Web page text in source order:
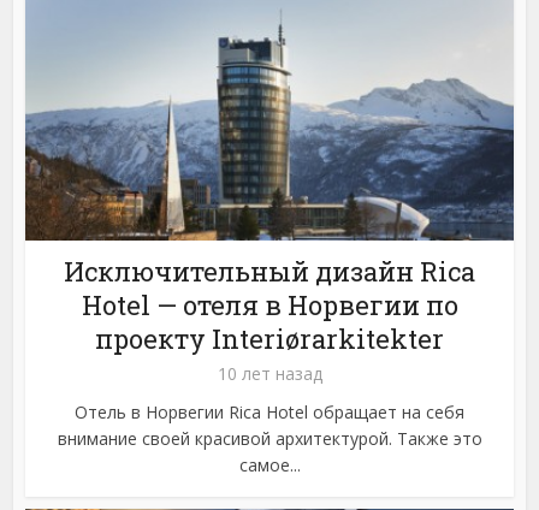
Исключительный дизайн Rica
Hotel — отеля в Норвегии по
проекту Interiørarkitekter
10 лет назад
Отель в Норвегии Rica Hotel обращает на себя
внимание своей красивой архитектурой. Также это
самое...